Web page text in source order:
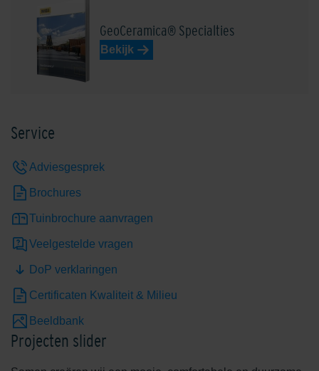
GeoCeramica® Specialties
Bekijk
Service
Adviesgesprek
Brochures
Tuinbrochure aanvragen
Veelgestelde vragen
DoP verklaringen
Certificaten Kwaliteit & Milieu
Beeldbank
Projecten slider